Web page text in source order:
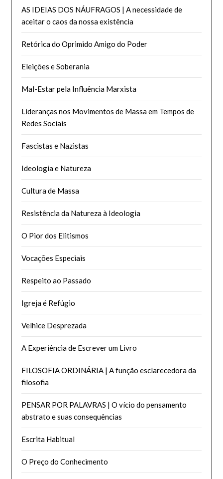
AS IDEIAS DOS NÁUFRAGOS | A necessidade de
aceitar o caos da nossa existência
Retórica do Oprimido Amigo do Poder
Eleições e Soberania
Mal-Estar pela Influência Marxista
Lideranças nos Movimentos de Massa em Tempos de
Redes Sociais
Fascistas e Nazistas
Ideologia e Natureza
Cultura de Massa
Resistência da Natureza à Ideologia
O Pior dos Elitismos
Vocações Especiais
Respeito ao Passado
Igreja é Refúgio
Velhice Desprezada
A Experiência de Escrever um Livro
FILOSOFIA ORDINÁRIA | A função esclarecedora da
filosofia
PENSAR POR PALAVRAS | O vício do pensamento
abstrato e suas consequências
Escrita Habitual
O Preço do Conhecimento